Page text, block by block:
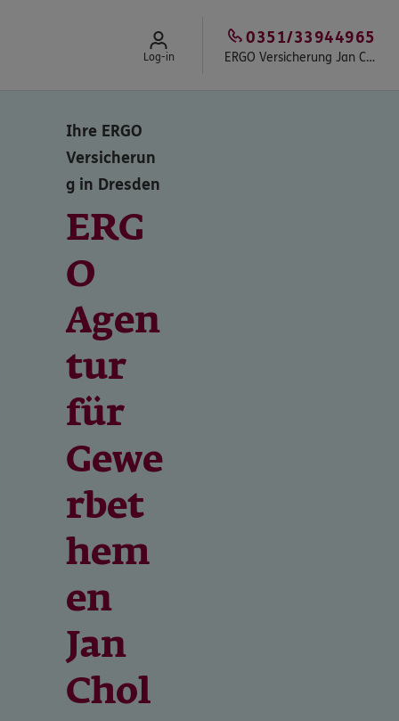
Log-in ERGO Versicherung Jan Cholawa
0351/33944965
Ihre ERGO
Versicherun
g in Dresden
ERG
O
Agen
tur
für
Gewe
rbet
hem
en
Jan
Chol